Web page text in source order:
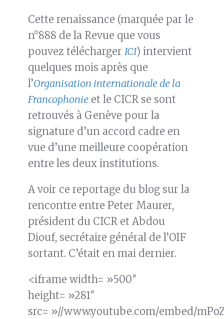
Cette renaissance (marquée par le
n°888 de la Revue que vous
pouvez télécharger ICI) intervient
quelques mois après que
l’Organisation internationale de la
Francophonie et le CICR se sont
retrouvés à Genève pour la
signature d’un accord cadre en
vue d’une meilleure coopération
entre les deux institutions.
A voir ce reportage du blog sur la
rencontre entre Peter Maurer,
président du CICR et Abdou
Diouf, secrétaire général de l’OIF
sortant. C’était en mai dernier.
<iframe width= »500″
height= »281″
src= »//www.youtube.com/embed/